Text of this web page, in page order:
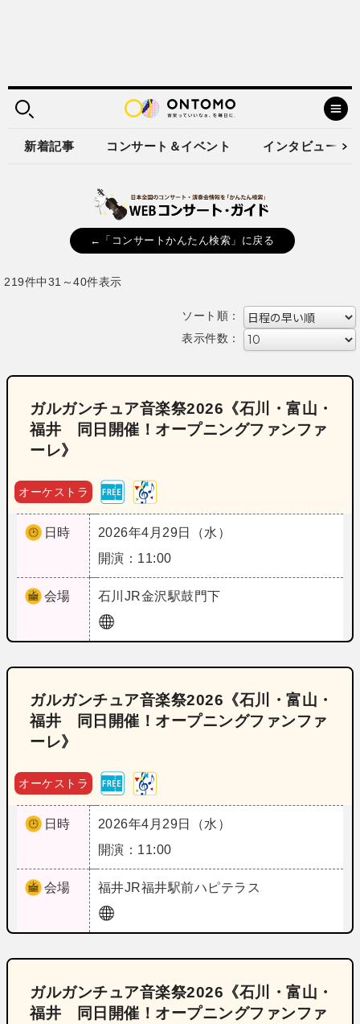
新着記事 コンサート＆イベント インタビュー
←「コンサートかんたん検索」に戻る
219件中31～40件表示
ソート順：
表示件数：
ガルガンチュア音楽祭2026《石川・富山・
福井 同日開催！オープニングファンファ
ーレ》
オーケストラ
日時
2026年4月29日（水）
開演：11:00
会場 石川 JR金沢駅鼓門下
ガルガンチュア音楽祭2026《石川・富山・
福井 同日開催！オープニングファンファ
ーレ》
オーケストラ
日時
2026年4月29日（水）
開演：11:00
会場 福井JR福井駅前ハピテラス
ガルガンチュア音楽祭2026《石川・富山・
福井 同日開催！オープニングファンファ